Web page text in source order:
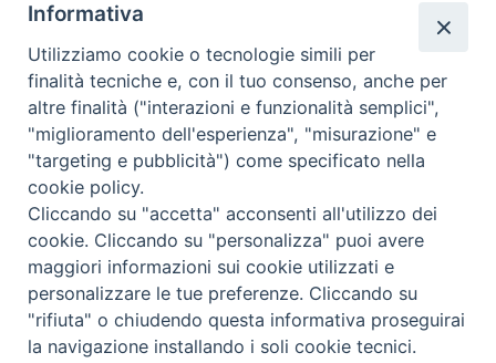
Redazione
Scrivici
Copyright © 2019 - Tutti i diritti riservati - Vita
Trentina Editrice
Privacy Policy
Torna
Informativa
Utilizziamo cookie o tecnologie simili per
finalità tecniche e, con il tuo consenso, anche per
altre finalità ("interazioni e funzionalità semplici",
"miglioramento dell'esperienza", "misurazione" e
"targeting e pubblicità") come specificato nella
cookie policy.
Cliccando su "accetta" acconsenti all'utilizzo dei
cookie. Cliccando su "personalizza" puoi avere
maggiori informazioni sui cookie utilizzati e
personalizzare le tue preferenze. Cliccando su
"rifiuta" o chiudendo questa informativa proseguirai
la navigazione installando i soli cookie tecnici.